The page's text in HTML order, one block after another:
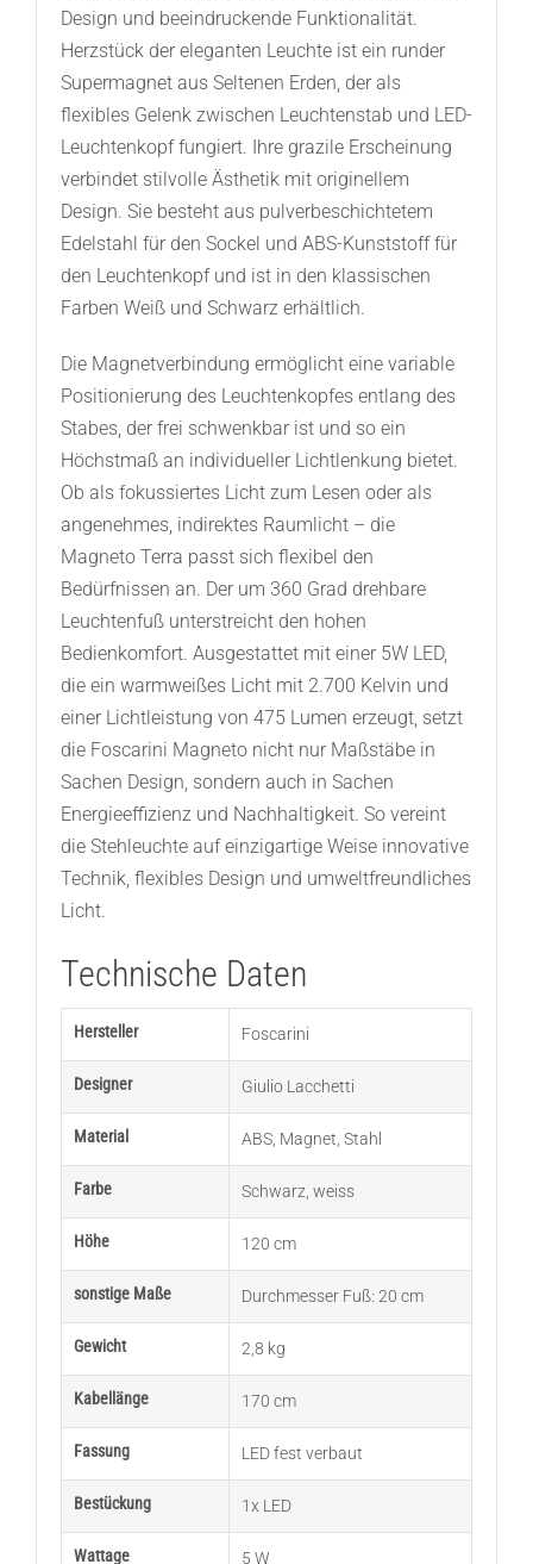
Design und beeindruckende Funktionalität.
Herzstück der eleganten Leuchte ist ein runder
Supermagnet aus Seltenen Erden, der als
flexibles Gelenk zwischen Leuchtenstab und LED-
Leuchtenkopf fungiert. Ihre grazile Erscheinung
verbindet stilvolle Ästhetik mit originellem
Design. Sie besteht aus pulverbeschichtetem
Edelstahl für den Sockel und ABS-Kunststoff für
den Leuchtenkopf und ist in den klassischen
Farben Weiß und Schwarz erhältlich.
Die Magnetverbindung ermöglicht eine variable
Positionierung des Leuchtenkopfes entlang des
Stabes, der frei schwenkbar ist und so ein
Höchstmaß an individueller Lichtlenkung bietet.
Ob als fokussiertes Licht zum Lesen oder als
angenehmes, indirektes Raumlicht – die
Magneto Terra passt sich flexibel den
Bedürfnissen an. Der um 360 Grad drehbare
Leuchtenfuß unterstreicht den hohen
Bedienkomfort. Ausgestattet mit einer 5W LED,
die ein warmweißes Licht mit 2.700 Kelvin und
einer Lichtleistung von 475 Lumen erzeugt, setzt
die Foscarini Magneto nicht nur Maßstäbe in
Sachen Design, sondern auch in Sachen
Energieeffizienz und Nachhaltigkeit. So vereint
die Stehleuchte auf einzigartige Weise innovative
Technik, flexibles Design und umweltfreundliches
Licht.
Technische Daten
Hersteller Foscarini
Designer Giulio Lacchetti
Material ABS, Magnet, Stahl
Farbe Schwarz, weiss
Höhe 120 cm
sonstige Maße Durchmesser Fuß: 20 cm
Gewicht 2,8 kg
Kabellänge 170 cm
Fassung LED fest verbaut
Bestückung 1x LED
Wattage 5 W